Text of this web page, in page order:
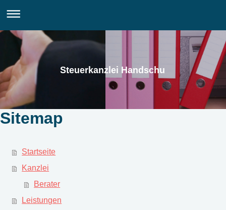
Steuerkanzlei Handschu
Sitemap
Startseite
Kanzlei
Berater
Leistungen